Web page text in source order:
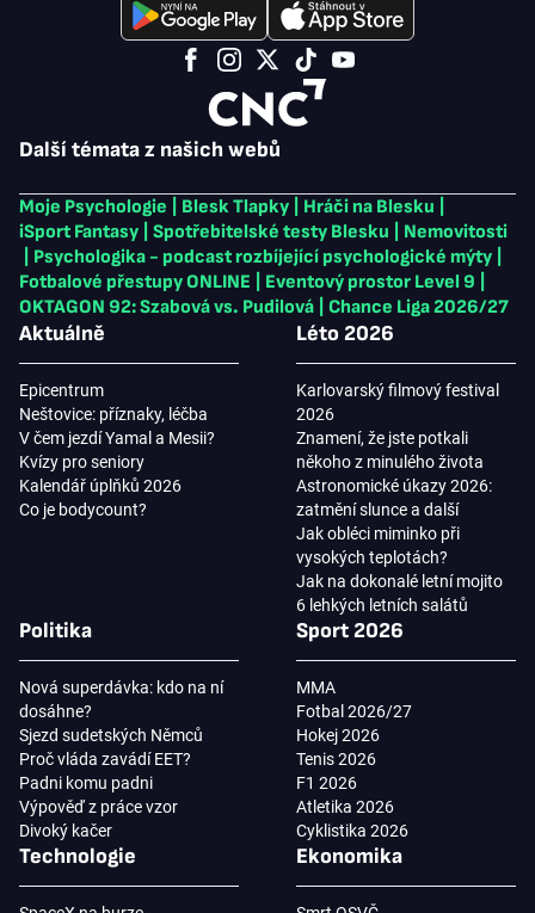
Další témata z našich webů
Moje Psychologie Blesk Tlapky Hráči na Blesku
iSport Fantasy
Spotřebitelské testy Blesku
Nemovitosti
Psychologika - podcast rozbíjející psychologické mýty
Fotbalové přestupy ONLINE
Eventový prostor Level 9
OKTAGON 92: Szabová vs. Pudilová
Chance Liga 2026/27
Aktuálně
Epicentrum
Neštovice: příznaky, léčba
V čem jezdí Yamal a Mesii?
Kvízy pro seniory
Kalendář úplňků 2026
Co je bodycount?
Léto 2026
Karlovarský filmový festival
2026
Znamení, že jste potkali
někoho z minulého života
Astronomické úkazy 2026:
zatmění slunce a další
Jak obléci miminko při
vysokých teplotách?
Jak na dokonalé letní mojito
6 lehkých letních salátů
Politika
Nová superdávka: kdo na ní
dosáhne?
Sjezd sudetských Němců
Proč vláda zavádí EET?
Padni komu padni
Výpověď z práce vzor
Divoký kačer
Sport 2026
MMA
Fotbal 2026/27
Hokej 2026
Tenis 2026
F1 2026
Atletika 2026
Cyklistika 2026
Technologie Ekonomika